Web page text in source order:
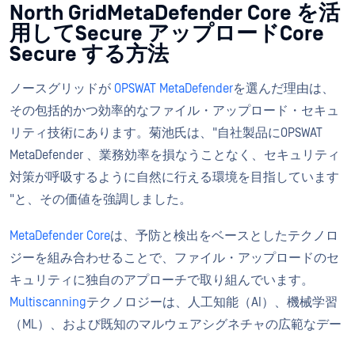
North GridMetaDefender Core を活
用してSecure アップロードCore
Secure する方法
ノースグリッドが OPSWAT MetaDefenderを選んだ理由は、
その包括的かつ効率的なファイル・アップロード・セキュ
リティ技術にあります。菊池氏は、"自社製品にOPSWAT
MetaDefender 、業務効率を損なうことなく、セキュリティ
対策が呼吸するように自然に行える環境を目指しています
"と、その価値を強調しました。
MetaDefender Coreは、予防と検出をベースとしたテクノロ
ジーを組み合わせることで、ファイル・アップロードのセ
キュリティに独自のアプローチで取り組んでいます。
Multiscanningテクノロジーは、人工知能（AI）、機械学習
（ML）、および既知のマルウェアシグネチャの広範なデー